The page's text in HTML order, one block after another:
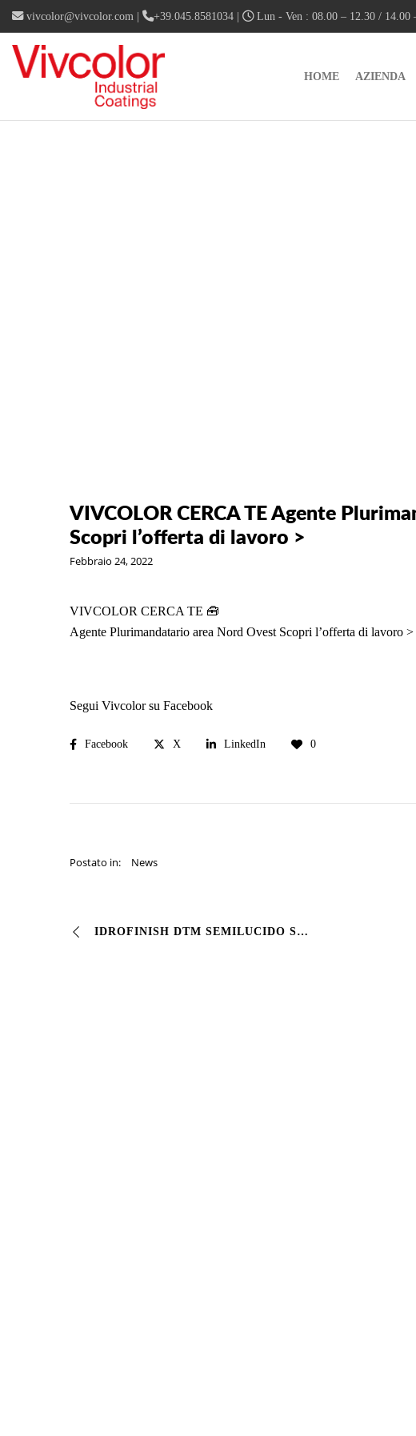
vivcolor@vivcolor.com | +39.045.8581034 | Lun - Ven : 08.00 – 12.30 / 14.00
HOME AZIENDA
VIVCOLOR CERCA TE Agente
Scopri l’offerta di lavoro >
Febbraio 24, 2022
VIVCOLOR CERCA TE 🧰
Agente Plurimandatario area Nord Ovest Scopri l’offerta di lavoro >
Segui Vivcolor su Facebook
Facebook X LinkedIn 0
Postato in: News
IDROFINISH DTM SEMILUCIDO Smalto all’acqua a base acrilica creato per essere applicato su tutti i tipi #metalli come #ferro, lamiera zincata, #alluminio. Pro…